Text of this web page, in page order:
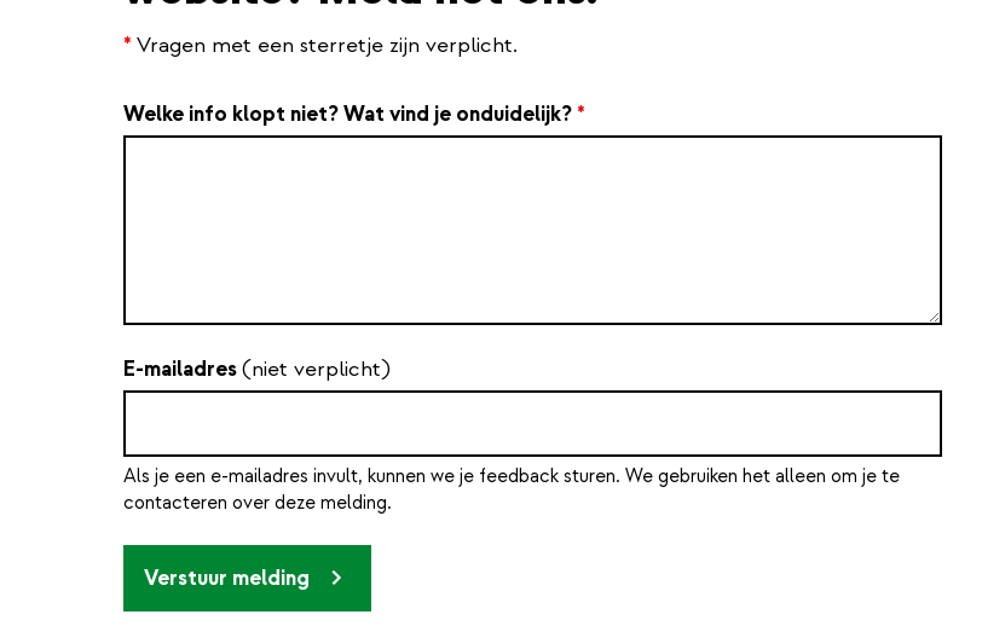
* Vragen met een sterretje zijn verplicht.
Welke info klopt niet? Wat vind je onduidelijk? *
E-mailadres(niet verplicht)
Als je een e-mailadres invult, kunnen we je feedback sturen. We gebruiken het alleen om je te
contacteren over deze melding.
Verstuur melding